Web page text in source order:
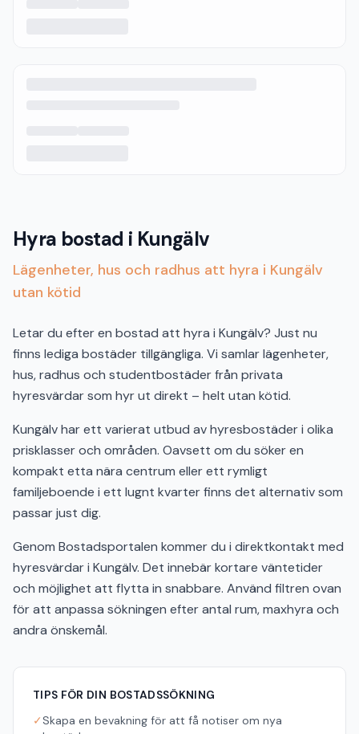
Hyra bostad i Kungälv
Lägenheter, hus och radhus att hyra i Kungälv
utan kötid
Letar du efter en bostad att hyra i Kungälv? Just nu
finns lediga bostäder tillgängliga. Vi samlar lägenheter,
hus, radhus och studentbostäder från privata
hyresvärdar som hyr ut direkt – helt utan kötid.
Kungälv har ett varierat utbud av hyresbostäder i olika
prisklasser och områden. Oavsett om du söker en
kompakt etta nära centrum eller ett rymligt
familjeboende i ett lugnt kvarter finns det alternativ som
passar just dig.
Genom Bostadsportalen kommer du i direktkontakt med
hyresvärdar i Kungälv. Det innebär kortare väntetider
och möjlighet att flytta in snabbare. Använd filtren ovan
för att anpassa sökningen efter antal rum, maxhyra och
andra önskemål.
TIPS FÖR DIN BOSTADSSÖKNING
✓Skapa en bevakning för att få notiser om nya